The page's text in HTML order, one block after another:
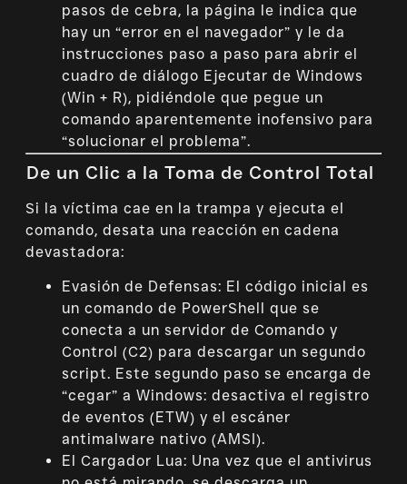
pasos de cebra, la página le indica que
hay un “error en el navegador” y le da
instrucciones paso a paso para abrir el
cuadro de diálogo Ejecutar de Windows
(Win + R), pidiéndole que pegue un
comando aparentemente inofensivo para
“solucionar el problema”.
De un Clic a la Toma de Control Total
Si la víctima cae en la trampa y ejecuta el
comando, desata una reacción en cadena
devastadora:
Evasión de Defensas: El código inicial es
un comando de PowerShell que se
conecta a un servidor de Comando y
Control (C2) para descargar un segundo
script. Este segundo paso se encarga de
“cegar” a Windows: desactiva el registro
de eventos (ETW) y el escáner
antimalware nativo (AMSI).
El Cargador Lua: Una vez que el antivirus